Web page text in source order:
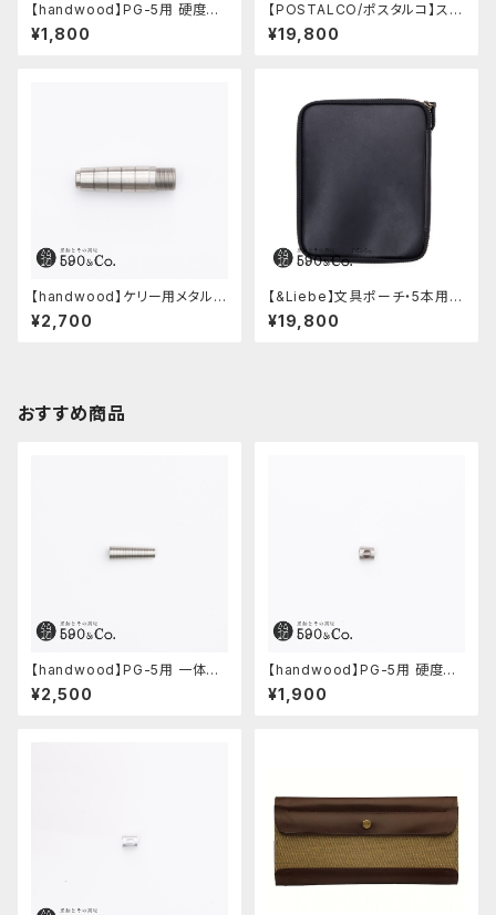
【handwood】PG-5用 硬度表
示窓 (ステンレス/楕円窓)
¥1,800
【POSTALCO/ポスタルコ】スナ
ップペンケース (Navy Blue)
¥19,800
【handwood】ケリー用メタルグ
¥2,700
【&Liebe】文具ポーチ・5本用
(スムースブラック)
¥19,800
おすすめ商品
【handwood】PG-5用 一体型
ノック部カバー (グルーブ/ステン
レス)
¥2,500
【handwood】PG-5用 硬度表
示窓 (ステンレス/六角窓)
¥1,900